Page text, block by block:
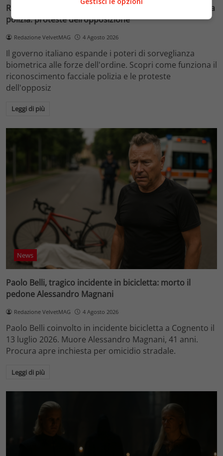
Riconoscimento facciale, il governo accelera i poteri alla
polizia: proteste dell’opposizione
Redazione VelvetMAG 4 Agosto 2026
Il governo italiano espande i poteri di sorveglianza
biometrica alle forze dell'ordine. Scopri come funziona il
riconoscimento facciale polizia e le proteste
dell'opposiz
Leggi di più
News
Paolo Belli, tragico incidente in bicicletta: morto il
pedone Alessandro Magnani
Redazione VelvetMAG 4 Agosto 2026
Paolo Belli coinvolto in incidente bicicletta a Cognento il
13 luglio 2026. Muore Alessandro Magnani, 41 anni.
Procura apre inchiesta per omicidio stradale.
Leggi di più